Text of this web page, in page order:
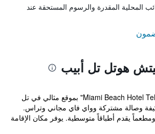
المحلية المقدرة والرسوم المستحقة عند
هوتل تل أبيب
يقع مكان إقامة "Miami Beach Hotel Tel Aviv" بموقع مثالي في تل
وصالة مشتركة وواي فاي مجاني وتراس.
ومطعماً يقدم أطباقاً متوسطية. يوفر مكان الإقامة